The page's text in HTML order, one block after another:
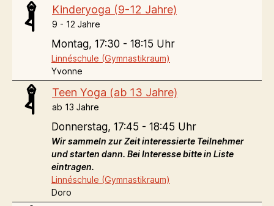
Kinderyoga (9-12 Jahre)
9 - 12 Jahre
Montag, 17:30 - 18:15 Uhr
Linnéschule (Gymnastikraum)
Yvonne
Teen Yoga (ab 13 Jahre)
ab 13 Jahre
Donnerstag, 17:45 - 18:45 Uhr
Wir sammeln zur Zeit interessierte Teilnehmer
und starten dann. Bei Interesse bitte in Liste
eintragen.
Linnéschule (Gymnastikraum)
Doro